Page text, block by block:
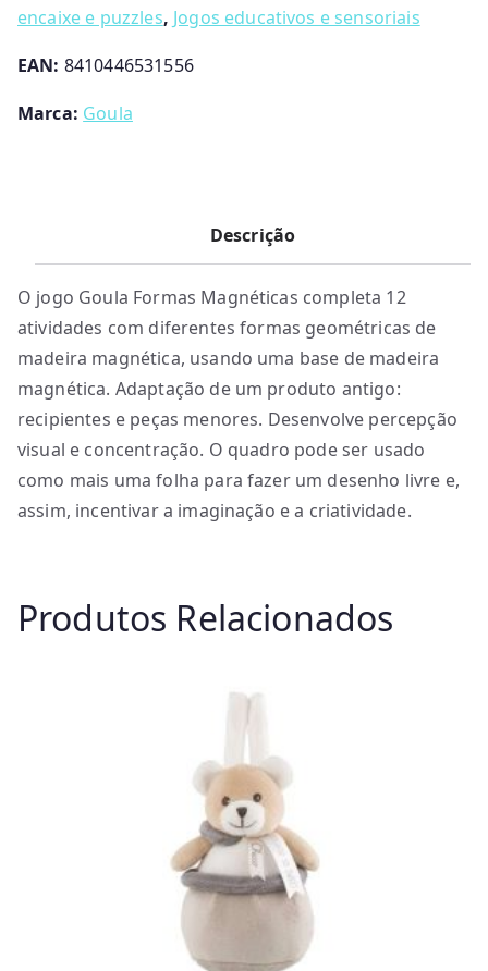
encaixe e puzzles, Jogos educativos e sensoriais
EAN: 8410446531556
Marca: Goula
Descrição
O jogo Goula Formas Magnéticas completa 12
atividades com diferentes formas geométricas de
madeira magnética, usando uma base de madeira
magnética. Adaptação de um produto antigo:
recipientes e peças menores. Desenvolve percepção
visual e concentração. O quadro pode ser usado
como mais uma folha para fazer um desenho livre e,
assim, incentivar a imaginação e a criatividade.
Produtos Relacionados